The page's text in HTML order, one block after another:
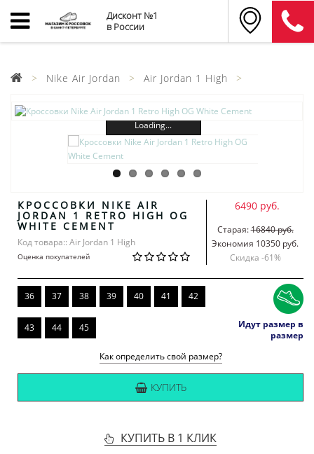
Дисконт №1
в России
Nike Air Jordan Air Jordan 1 High
Loading...
КРОССОВКИ NIKE AIR
JORDAN 1 RETRO HIGH OG
WHITE CEMENT
Код товара:: Air Jordan 1 High
Оценка покупателей
6490 руб.
Старая:16840 руб.
Экономия 10350 руб.
Скидка -61%
36 37 38 39 40 41 42
43 44 45
Идут размер в
размер
Как определить свой размер?
КУПИТЬ
КУПИТЬ В 1 КЛИК